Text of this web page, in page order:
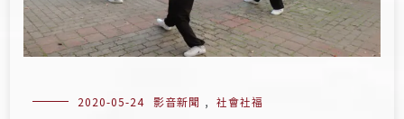
2020-05-24 影音新聞 , 社會社福